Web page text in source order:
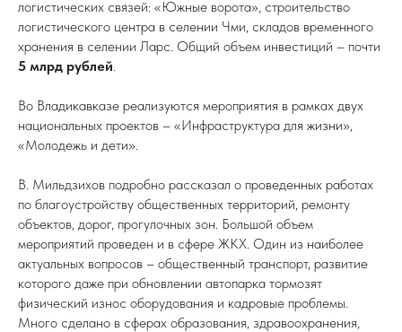
логистических связей: «Южные ворота», строительство
логистического центра в селении Чми, складов временного
хранения в селении Ларс. Общий объем инвестиций – почти
5 млрд рублей.
Во Владикавказе реализуются мероприятия в рамках двух
национальных проектов – «Инфраструктура для жизни»,
«Молодежь и дети».
В. Мильдзихов подробно рассказал о проведенных работах
по благоустройству общественных территорий, ремонту
объектов, дорог, прогулочных зон. Большой объем
мероприятий проведен и в сфере ЖКХ. Один из наиболее
актуальных вопросов – общественный транспорт, развитие
которого даже при обновлении автопарка тормозят
физический износ оборудования и кадровые проблемы.
Много сделано в сферах образования, здравоохранения,